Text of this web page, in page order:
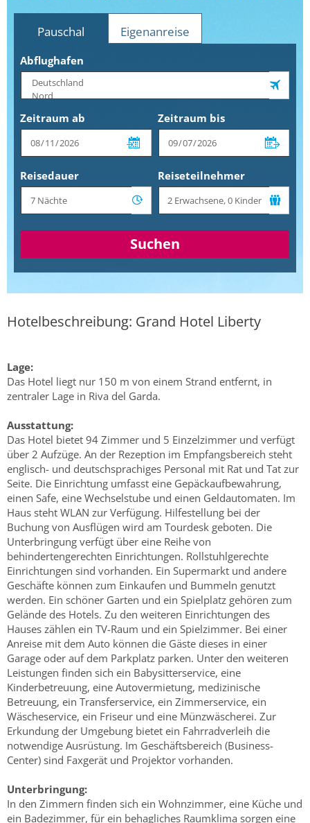
Pauschal Eigenanreise
Abflughafen
Zeitraum ab Zeitraum bis
Reisedauer Reiseteilnehmer
Suchen
Hotelbeschreibung: Grand Hotel Liberty
Lage:
Das Hotel liegt nur 150 m von einem Strand entfernt, in
zentraler Lage in Riva del Garda.
Ausstattung:
Das Hotel bietet 94 Zimmer und 5 Einzelzimmer und verfügt
über 2 Aufzüge. An der Rezeption im Empfangsbereich steht
englisch- und deutschsprachiges Personal mit Rat und Tat zur
Seite. Die Einrichtung umfasst eine Gepäckaufbewahrung,
einen Safe, eine Wechselstube und einen Geldautomaten. Im
Haus steht WLAN zur Verfügung. Hilfestellung bei der
Buchung von Ausflügen wird am Tourdesk geboten. Die
Unterbringung verfügt über eine Reihe von
behindertengerechten Einrichtungen. Rollstuhlgerechte
Einrichtungen sind vorhanden. Ein Supermarkt und andere
Geschäfte können zum Einkaufen und Bummeln genutzt
werden. Ein schöner Garten und ein Spielplatz gehören zum
Gelände des Hotels. Zu den weiteren Einrichtungen des
Hauses zählen ein TV-Raum und ein Spielzimmer. Bei einer
Anreise mit dem Auto können die Gäste dieses in einer
Garage oder auf dem Parkplatz parken. Unter den weiteren
Leistungen finden sich ein Babysitterservice, eine
Kinderbetreuung, eine Autovermietung, medizinische
Betreuung, ein Transferservice, ein Zimmerservice, ein
Wäscheservice, ein Friseur und eine Münzwäscherei. Zur
Erkundung der Umgebung bietet ein Fahrradverleih die
notwendige Ausrüstung. Im Geschäftsbereich (Business-
Center) sind Faxgerät und Projektor vorhanden.
Unterbringung:
In den Zimmern finden sich ein Wohnzimmer, eine Küche und
ein Badezimmer, für ein behagliches Raumklima sorgen eine